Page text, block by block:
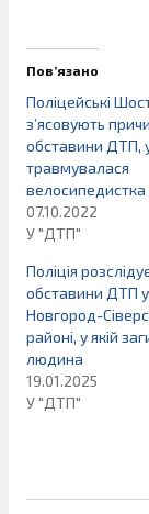
Пов’язано
Поліцейські
з’ясовують
обставини ДТП, у
травмувалася
велосипедистка
07.10.2022
У "ДТП"
Поліція
обставини ДТП у
Новгород-
районі, у якій
людина
19.01.2025
У "ДТП"